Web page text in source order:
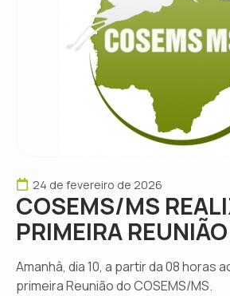
24 de fevereiro de 2026
COSEMS/MS
PRIMEIRA
Amanhâ, dia 10, a partir da 08 horas
primeira Reunião do COSEMS/MS.